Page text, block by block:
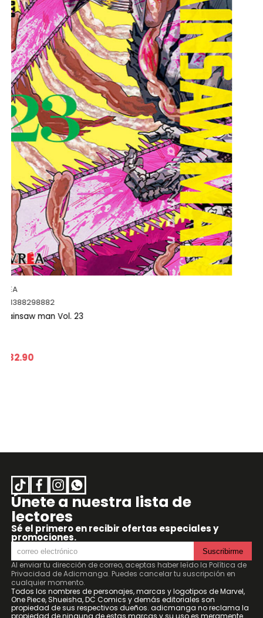
9786076368145
JUJUTSU KAISEN Vol. 21 / Panini Manga
S/ 42.50
Únete a nuestra lista de
lectores
Sé el primero en recibir ofertas especiales y
promociones.
Suscribirme
Al enviar tu dirección de correo, aceptas haber leído la Política de
Privacidad de Adicmanga. Puedes cancelar tu suscripción en
cualquier momento.
Todos los nombres de personajes, marcas y logotipos de Marvel,
One Piece, Shueisha, DC Comics y demás editoriales son
propiedad de sus respectivos dueños. adicmanga no reclama la
propiedad de ninguna de estas marcas y su uso es meramente